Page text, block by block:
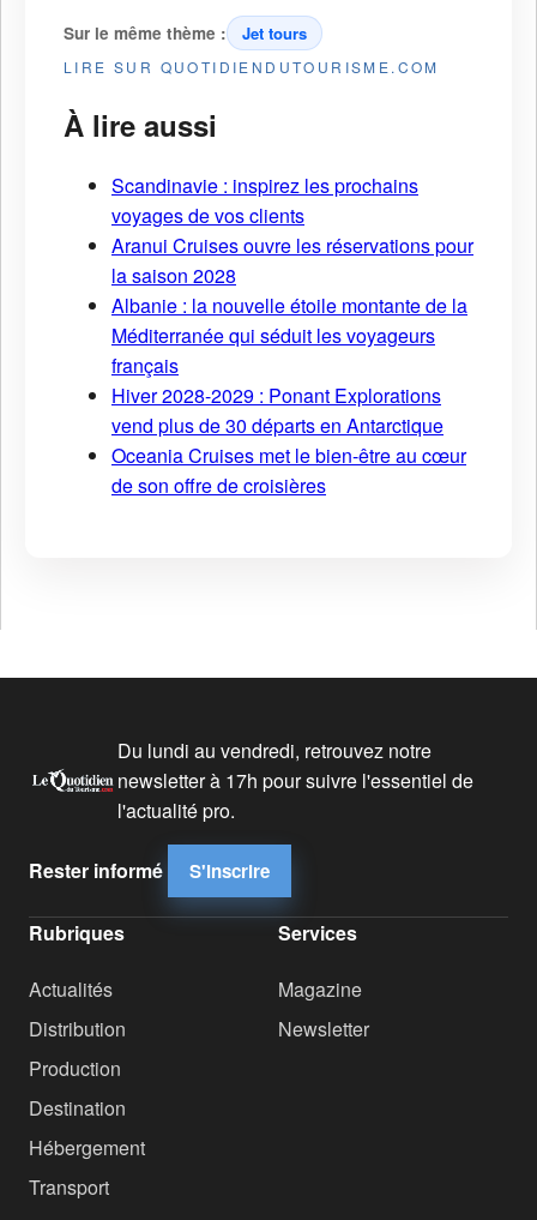
Sur le même thème : Jet tours
LIRE SUR QUOTIDIENDUTOURISME.COM
À lire aussi
Scandinavie : inspirez les prochains
voyages de vos clients
Aranui Cruises ouvre les réservations pour
la saison 2028
Albanie : la nouvelle étoile montante de la
Méditerranée qui séduit les voyageurs
français
Hiver 2028-2029 : Ponant Explorations
vend plus de 30 départs en Antarctique
Oceania Cruises met le bien-être au cœur
de son offre de croisières
Du lundi au vendredi, retrouvez notre
newsletter à 17h pour suivre l'essentiel de
l'actualité pro.
Rester informé S'inscrire
Rubriques
Actualités
Distribution
Production
Destination
Hébergement
Transport
Services
Magazine
Newsletter